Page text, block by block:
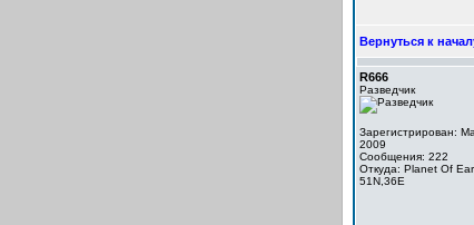
Вернуться к
R666
Разведчик
Зарегистрирован:
2009
Сообщения: 222
Откуда: Planet Of
51N,36E